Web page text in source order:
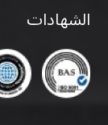
الشهادات